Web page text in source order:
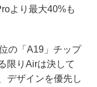
より最大40%も
の「A19」チップ
限りAirは決して
デザインを優先し